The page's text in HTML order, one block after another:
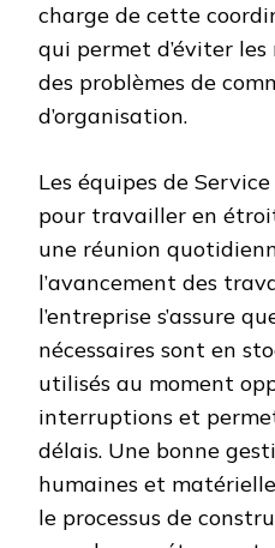
charge de cette
qui permet d’éviter
des problèmes de
d’organisation.
Les équipes de
pour travailler en
une réunion
l’avancement des
l’entreprise s’assure
nécessaires sont en
utilisés au moment
interruptions et
délais. Une bonne
humaines et
le processus de